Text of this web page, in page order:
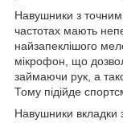
Навушники з
частотах мають
найзапеклішого
мікрофон, що
займаючи рук, а
Тому підійде
Навушники вкладки